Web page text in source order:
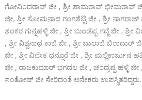
ಗೋವಿಂದರಾವ್ ಜೀ , ಶ್ರೀ ಶಾಮರಾವ್ ಭೀಮರಾವ್
ಜೀ, ಶ್ರೀ ಸೋಮನಾಥ ಗಂಗಶೆಟ್ಟಿ ಜೀ , ಶ್ರೀ ನಾಗರಾಜ್
ಶಂಕರ ಗುನ್ನಹಳ್ಳಿ ಜೀ , ಶ್ರೀ ಬುಂಡೆಪ್ಪ ಗದ್ದೆ ಜೀ ,
, ಶ್ರೀ ವಿಶ್ವನಾಥ ಕಾಜಿ ಜೀ , ಶ್ರೀ ಬಾಲಾಜಿ ಬಿರಾದಾರ್
ಜೀ , ಶ್ರೀ ವಿವೇಕ ಧನ್ನೂರೆ ಜೀ , ಶ್ರೀ ಮಲ್ಲಿಕಾರ್ಜುನ
ಜೀ , ರಾಜಕುಮಾರ್ ಭಗದಲ ಜೀ , ಚಂದ್ರಪ್ಪ ಹಳ್ಳಿ
ಸಂತೋಷ್ ಜೀ ಸೇರಿದಂತೆ ಅನೇಕರು ಉಪಸ್ಥಿತರಿದ್ದರು.